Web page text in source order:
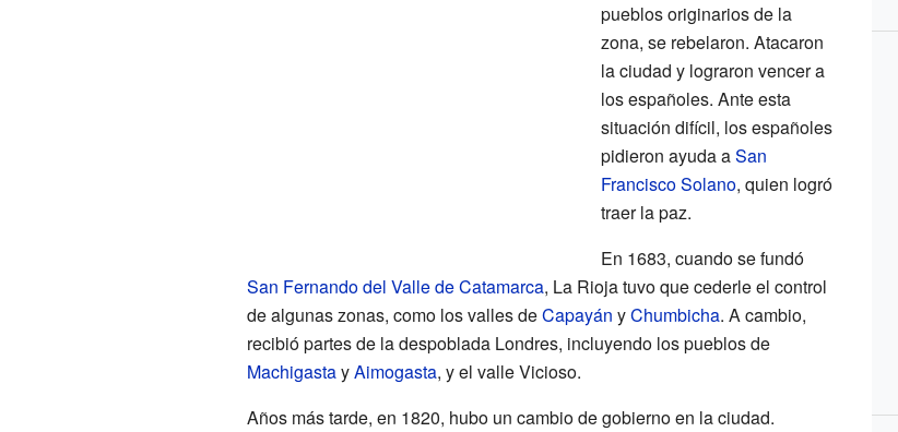
pueblos originarios de la
zona, se rebelaron. Atacaron
la ciudad y lograron vencer a
los españoles. Ante esta
situación difícil, los españoles
pidieron ayuda aSan
Francisco Solano, quien logró
traer la paz.
En 1683, cuando se fundó
San Fernando del Valle de Catamarca, La Rioja tuvo que cederle el control
de algunas zonas, como los valles deCapayán yChumbicha. A cambio,
recibió partes de la despoblada Londres, incluyendo los pueblos de
MachigastayAimogasta, y el valle Vicioso.
Años más tarde, en 1820, hubo un cambio de gobierno en la ciudad.